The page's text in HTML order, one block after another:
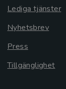
Lediga tjänster
Nyhetsbrev
Press
Tillgänglighet